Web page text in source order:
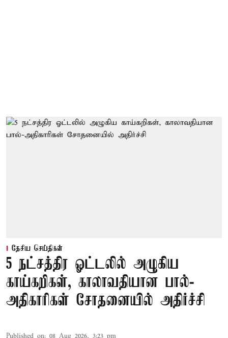
தேசிய செய்திகள்
5 நட்சத்திர ஓட்டலில் அழுகிய
காய்கறிகள், காலாவதியான பால்-
அதிகாரிகள் சோதனையில் அதிர்ச்சி